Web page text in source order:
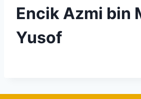
Encik Azmi bin
Yusof